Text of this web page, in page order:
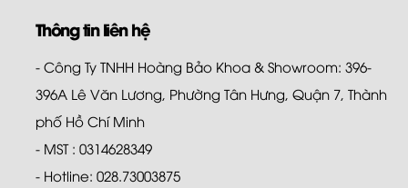
Thông tin liên hệ
- Công Ty TNHH Hoàng Bảo Khoa & Showroom: 396-
396A Lê Văn Lương, Phường Tân Hưng, Quận 7, Thành
phố Hồ Chí Minh
- MST : 0314628349
- Hotline: 028.73003875